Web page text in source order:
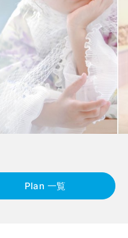
Plan 一覧